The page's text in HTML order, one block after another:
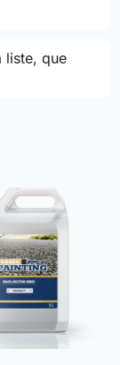
liste, que